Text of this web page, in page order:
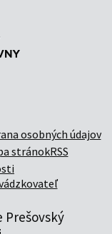
osobných údajov
stránokRSS
Prešovský